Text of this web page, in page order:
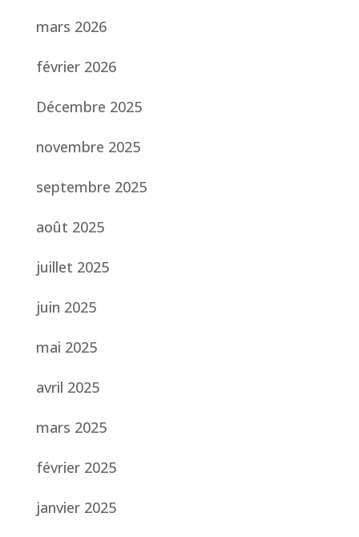
mars 2026
février 2026
Décembre 2025
novembre 2025
septembre 2025
août 2025
juillet 2025
juin 2025
mai 2025
avril 2025
mars 2025
février 2025
janvier 2025